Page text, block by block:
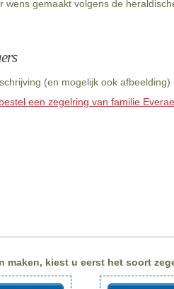
gemaakt volgens de
(en mogelijk ook
bestel een zegelring van familie
maken, kiest u eerst het soort